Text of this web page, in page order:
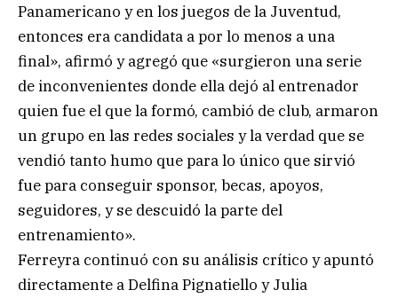
Panamericano y en los juegos de la Juventud,
entonces era candidata a por lo menos a una
final», afirmó y agregó que «surgieron una serie
de inconvenientes donde ella dejó al entrenador
quien fue el que la formó, cambió de club, armaron
un grupo en las redes sociales y la verdad que se
vendió tanto humo que para lo único que sirvió
fue para conseguir sponsor, becas, apoyos,
seguidores, y se descuidó la parte del
entrenamiento».
Ferreyra continuó con su análisis crítico y apuntó
directamente a Delfina Pignatiello y Julia